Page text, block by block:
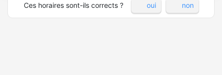
Ces horaires sont-ils corrects ? oui non